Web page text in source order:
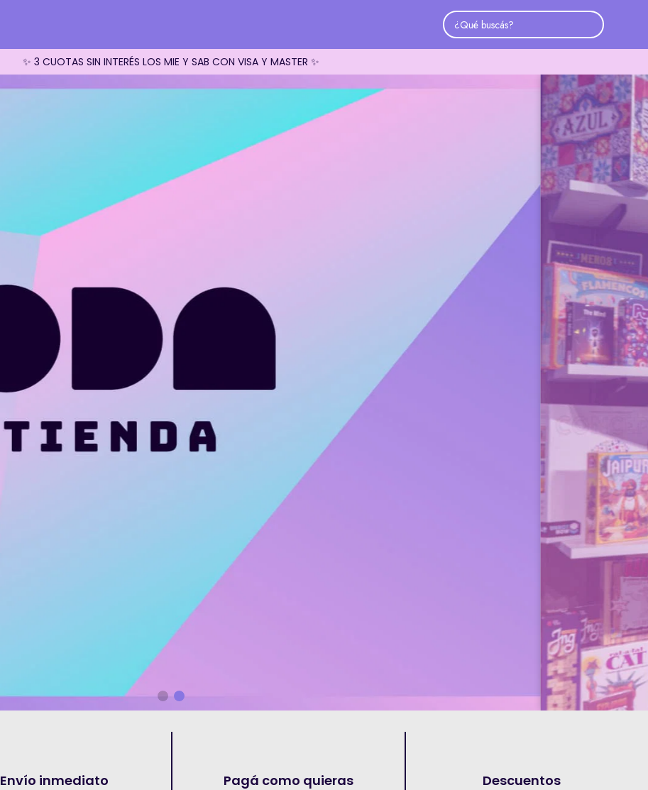
✨ 3 CUOTAS SIN INTERÉS LOS MIE Y SAB CON VISA Y MASTER ✨
Envío inmediato Pagá como quieras Descuentos